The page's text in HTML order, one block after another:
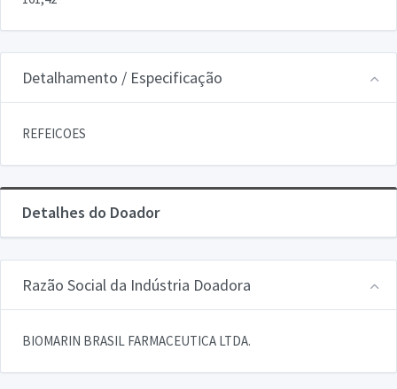
Detalhamento / Especificação
REFEICOES
Detalhes do Doador
Razão Social da Indústria Doadora
BIOMARIN BRASIL FARMACEUTICA LTDA.